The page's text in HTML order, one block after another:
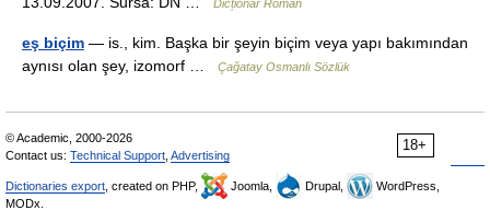
Dicționar Român
eş biçim — is., kim. Başka bir şeyin biçim veya yapı bakımından
aynısı olan şey, izomorf …
Çağatay Osmanlı Sözlük
18+
© Academic, 2000-2026
Contact us: Technical Support Advertising
Dictionaries export , created on PHP, Joomla, Drupal,
WordPress,
MODx.